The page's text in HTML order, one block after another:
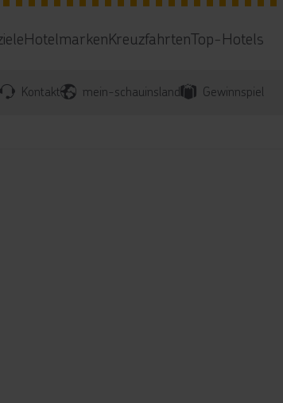
HotelmarkenKreuzfahrtenTop-Hotels
Kontakt mein-schauinsland Gewinnspiel